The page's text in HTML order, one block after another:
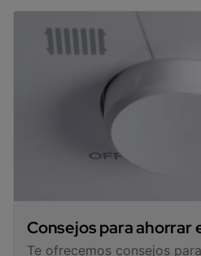
Consejos para ahorrar
Te ofrecemos consejos